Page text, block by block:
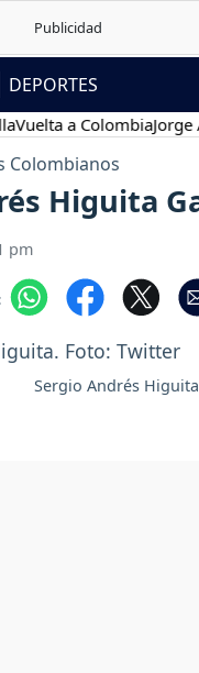
DEPORTES
a ColombiaJorge
Colombianos
Higuita
pm
Sergio Andrés